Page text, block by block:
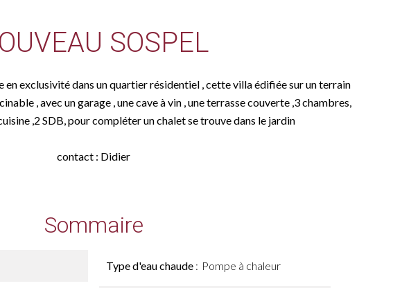
SOSPEL
en exclusivité dans un quartier résidentiel , cette villa édifiée sur un terrain
, avec un garage , une cave à vin , une terrasse couverte ,3 chambres,
,2 SDB, pour compléter un chalet se trouve dans le jardin
contact : Didier
Sommaire
Type d'eau chaude Pompe à chaleur